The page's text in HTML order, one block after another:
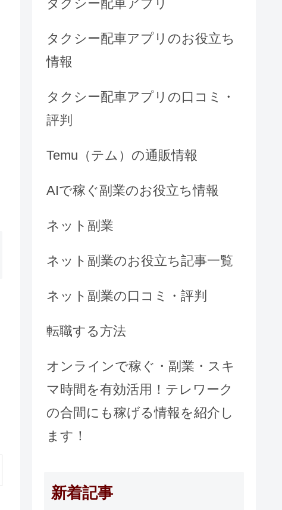
タクシー配車アプリ
タクシー配車アプリのお役立ち
情報
タクシー配車アプリの口コミ・
評判
Temu（テム）の通販情報
AIで稼ぐ副業のお役立ち情報
ネット副業
ネット副業のお役立ち記事一覧
ネット副業の口コミ・評判
転職する方法
オンラインで稼ぐ・副業・スキ
マ時間を有効活用！テレワーク
の合間にも稼げる情報を紹介し
ます！
新着記事